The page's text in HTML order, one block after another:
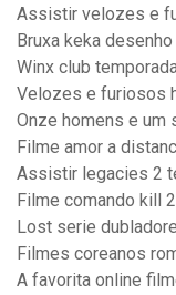
Assistir velozes e
Bruxa keka
Winx club
Velozes e furiosos
Onze homens e um
Filme amor a
Assistir legacies 2
Filme comando kill 2
Lost serie
Filmes coreanos
A favorita online